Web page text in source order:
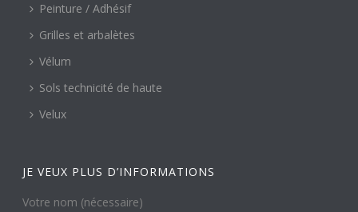
Peinture / Adhésif
Grilles et arbalètes
Vélum
Sols technicité de haute
Velux
JE VEUX PLUS D’INFORMATIONS
Votre nom (nécessaire)